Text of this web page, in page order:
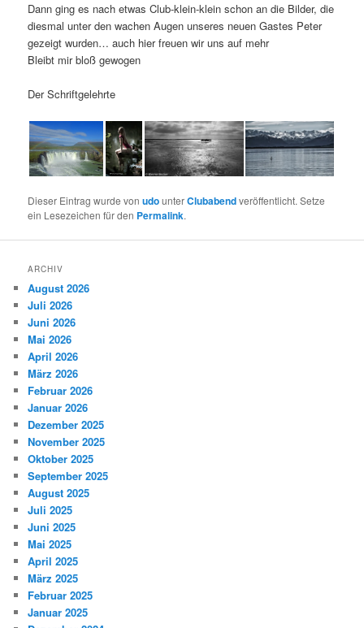
Dann ging es nach etwas Club-klein-klein schon an die Bilder, die
diesmal unter den wachen Augen unseres neuen Gastes Peter
gezeigt wurden… auch hier freuen wir uns auf mehr
Bleibt mir bloß gewogen
Der Schriftgelehrte
Dieser Eintrag wurde vonudounterClubabendveröffentlicht. Setze
ein Lesezeichen für den Permalink.
ARCHIV
August 2026
Juli 2026
Juni 2026
Mai 2026
April 2026
März 2026
Februar 2026
Januar 2026
Dezember 2025
November 2025
Oktober 2025
September 2025
August 2025
Juli 2025
Juni 2025
Mai 2025
April 2025
März 2025
Februar 2025
Januar 2025